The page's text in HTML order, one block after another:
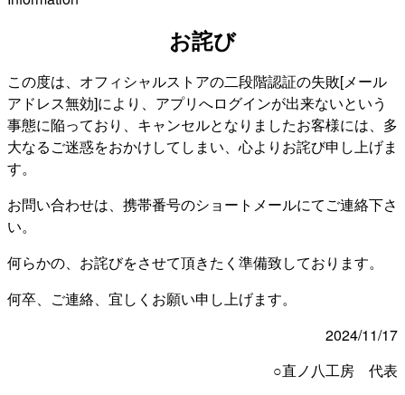
お詫び
この度は、オフィシャルストアの二段階認証の失敗[メール
アドレス無効]により、アプリへログインが出来ないという
事態に陥っており、キャンセルとなりましたお客様には、多
大なるご迷惑をおかけしてしまい、心よりお詫び申し上げま
す。
お問い合わせは、携帯番号のショートメールにてご連絡下さ
い。
何らかの、お詫びをさせて頂きたく準備致しております。
何卒、ご連絡、宜しくお願い申し上げます。
2024/11/17
○直ノ八工房 代表